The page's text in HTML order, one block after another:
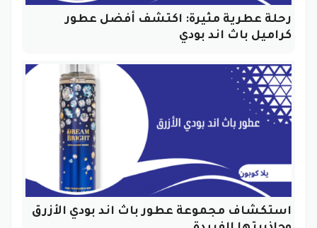
رحلة عطرية مثيرة: اكتشف أفضل عطور
كراميل باث اند بودي
استكشاف مجموعة عطور باث اند بودي الأزرق